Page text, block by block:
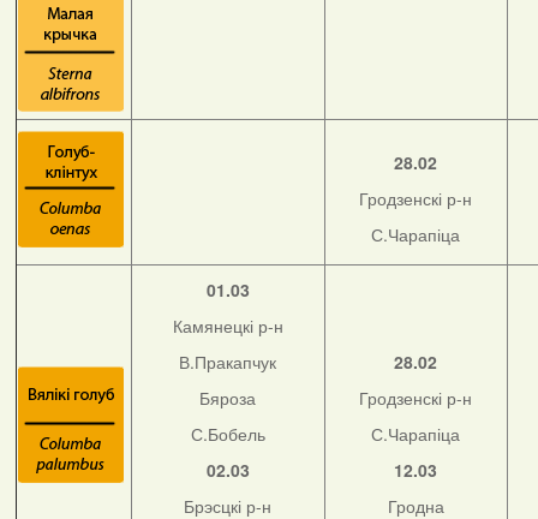
28.02
Гродзенскі р-н
С.Чарапіца
01.03
Камянецкі р-н
В.Пракапчук
Бяроза
С.Бобель
02.03
Брэсцкі р-н
28.02
Гродзенскі р-н
С.Чарапіца
12.03
Гродна